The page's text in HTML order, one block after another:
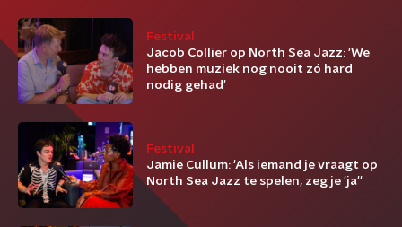
Festival
Jacob Collier op North Sea Jazz: 'We
hebben muziek nog nooit zó hard
nodig gehad'
Festival
Jamie Cullum: 'Als iemand je vraagt op
North Sea Jazz te spelen, zeg je 'ja''